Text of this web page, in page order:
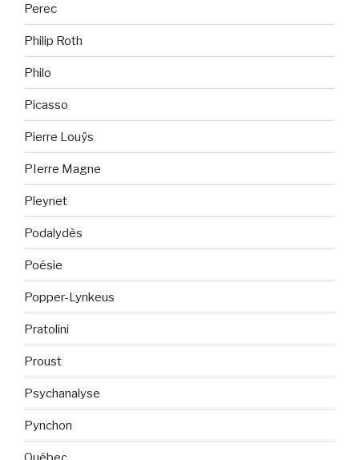
Perec
Philip Roth
Philo
Picasso
Pierre Louÿs
PIerre Magne
Pleynet
Podalydès
Poésie
Popper-Lynkeus
Pratolini
Proust
Psychanalyse
Pynchon